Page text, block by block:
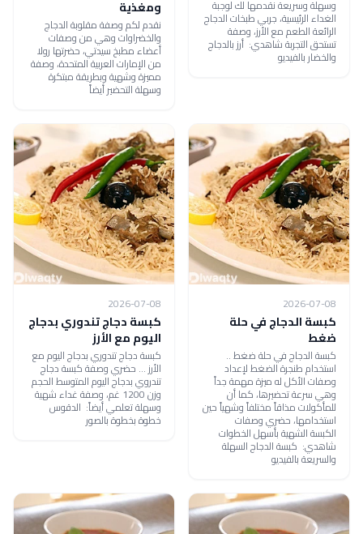
وسهلة وسريعة نقدمها لك لوجبة
الغداء الرئيسية، جربي طبخات الدجاج
الرائعة الطعم مع الأرز، وصفة
تستحق التجربة شاهدي: أرز بالدجاج
والخضار بالفيديو
ومغذية
نقدم لكم وصفة مقلوبة الدجاج
والخضراوات وهي من وصفات
أعضاء مطبخ سيدتي، حضرتها رولا
من الإمارات العربية المتحدة، وصفة
مميزة وشهية وبطريقة مبتكرة
وسهلة التحضير أيضاً
2026-07-08
كبسة الدجاج في حلة
ضغط
كبسة الدجاج في حلة ضغط ..
استخدام طنجرة الضغط لإعداد
وصفات الأكل له ميزة مهمة جداً
وهي سرعة تحضيرها، كما أن
للمأكولات مذاقاً مختلفاً وشهياً حين
استخدامها، حضري وصفات
الكبسة الشهية بأسهل الخطوات
شاهدي: كبسة الدجاج السهلة
والسريعة بالفيديو
2026-07-08
كبسة دجاج تندوري بدجاج
اليوم مع الأرز
كبسة دجاج تندوري بدجاج اليوم مع
الأرز ... حضري وصفة كبسة دجاج
تندروي بدجاج اليوم المتوسط الحجم
وزن 1200 غم، وصفة غداء شهية
وسهلة تعلمي أيضاً: الدقوس
خطوة بخطوة بالصور